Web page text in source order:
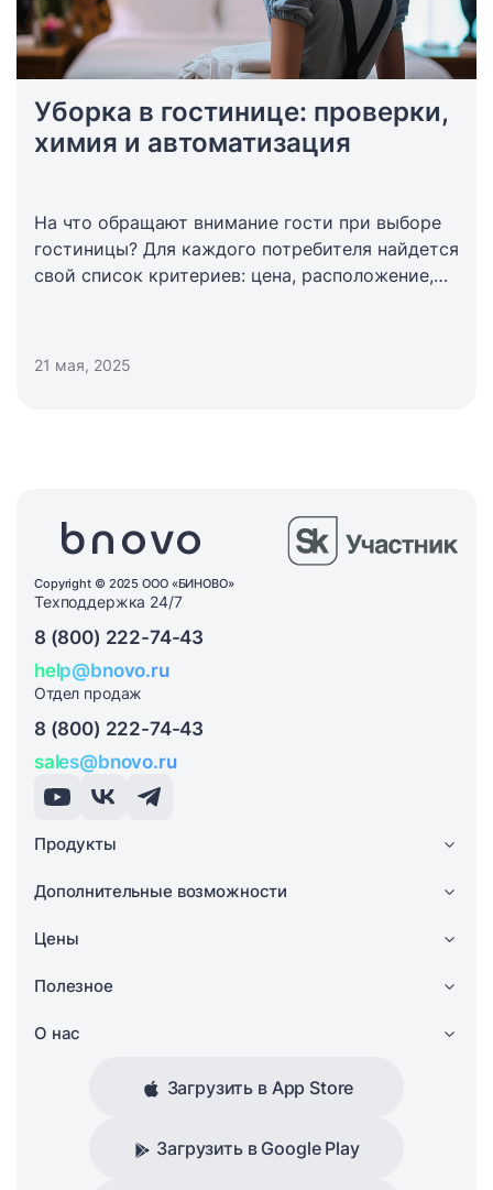
Уборка в гостинице: проверки,
химия и автоматизация
На что обращают внимание гости при выборе
гостиницы? Для каждого потребителя найдется
свой список критериев: цена, расположение,
забронировать номер.
21 мая, 2025
Copyright © 2025 ООО «БИНОВО»
Техподдержка 24/7
8 (800) 222-74-43
help@bnovo.ru
Отдел продаж
8 (800) 222-74-43
sales@bnovo.ru
Продукты
Дополнительные возможности
Цены
Полезное
О нас
Загрузить в App Store
Загрузить в Google Play